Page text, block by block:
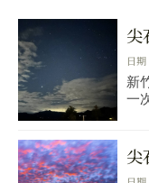
尖
營
日
新
一
尖